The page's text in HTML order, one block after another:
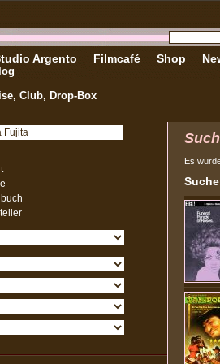
Club, Drop-Box
Argento Filmcafé Shop
Es